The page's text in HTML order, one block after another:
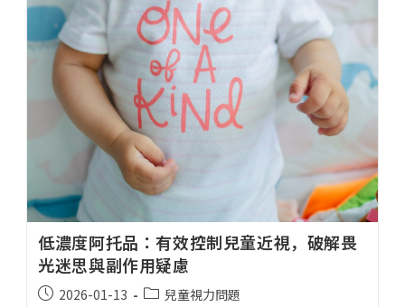
低濃度阿托品：有效控制兒童近視，破解畏
光迷思與副作用疑慮
2026-01-13 兒童視力問題